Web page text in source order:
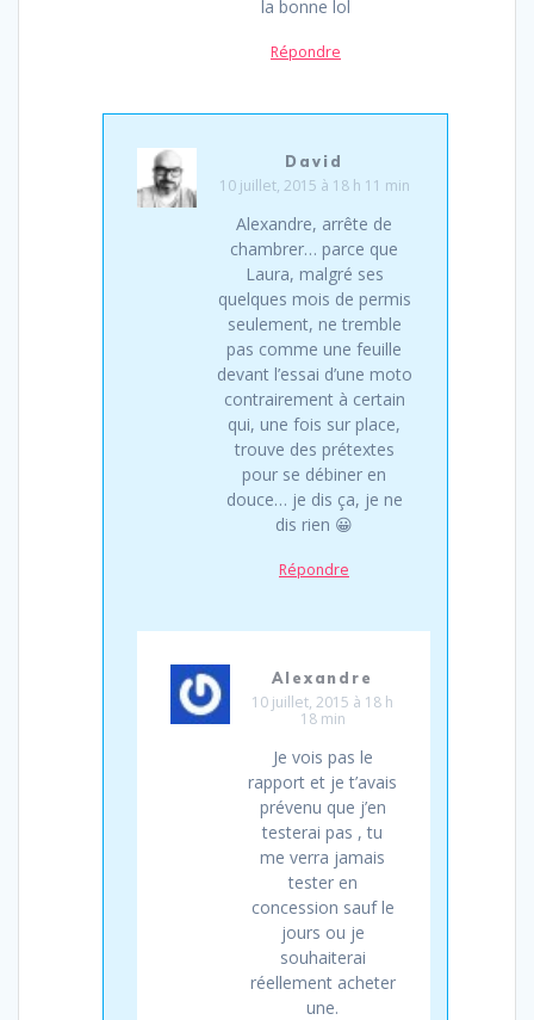
la bonne lol
Répondre
David
10 juillet, 2015 à 18 h 11 min
Alexandre, arrête de
chambrer… parce que
Laura, malgré ses
quelques mois de permis
seulement, ne tremble
pas comme une feuille
devant l’essai d’une moto
contrairement à certain
qui, une fois sur place,
trouve des prétextes
pour se débiner en
douce… je dis ça, je ne
dis rien 😀
Répondre
Alexandre
10 juillet, 2015 à 18 h
18 min
Je vois pas le
rapport et je t’avais
prévenu que j’en
testerai pas , tu
me verra jamais
tester en
concession sauf le
jours ou je
souhaiterai
réellement acheter
une.